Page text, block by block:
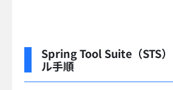
Spring Tool Suite（STS
ル手順